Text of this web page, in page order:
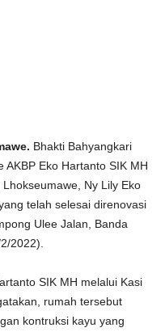
Bhakti Bahyangkari
Eko Hartanto SIK MH
Ny Lily Eko
telah selesai direnovasi
Ulee Jalan, Banda
2022).
SIK MH melalui Kasi
rumah tersebut
kontruksi kayu yang